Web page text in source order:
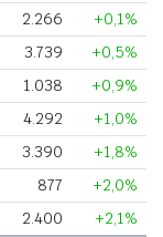
2.266
+0,1%
3.739
+0,5%
1.038
+0,9%
4.292
+1,0%
3.390
+1,8%
877
+2,0%
2.400 +2,1%